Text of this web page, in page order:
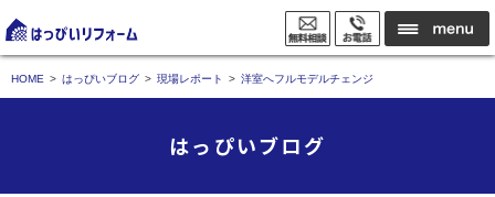
HOME はっぴいブログ 現場レポート 洋室へフルモデルチェンジ
はっぴいブログ